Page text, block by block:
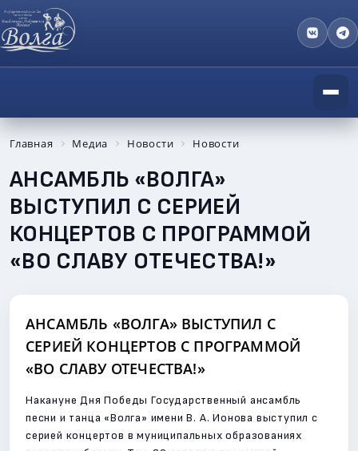
Главная Медиа Новости Новости
АНСАМБЛЬ «ВОЛГА»
ВЫСТУПИЛ С СЕРИЕЙ
КОНЦЕРТОВ С ПРОГРАММОЙ
«ВО СЛАВУ ОТЕЧЕСТВА!»
АНСАМБЛЬ «ВОЛГА» ВЫСТУПИЛ С
СЕРИЕЙ КОНЦЕРТОВ С ПРОГРАММОЙ
«ВО СЛАВУ ОТЕЧЕСТВА!»
Накануне Дня Победы Государственный ансамбль
песни и танца «Волга» имени В. А. Ионова выступил с
серией концертов в муниципальных образованиях